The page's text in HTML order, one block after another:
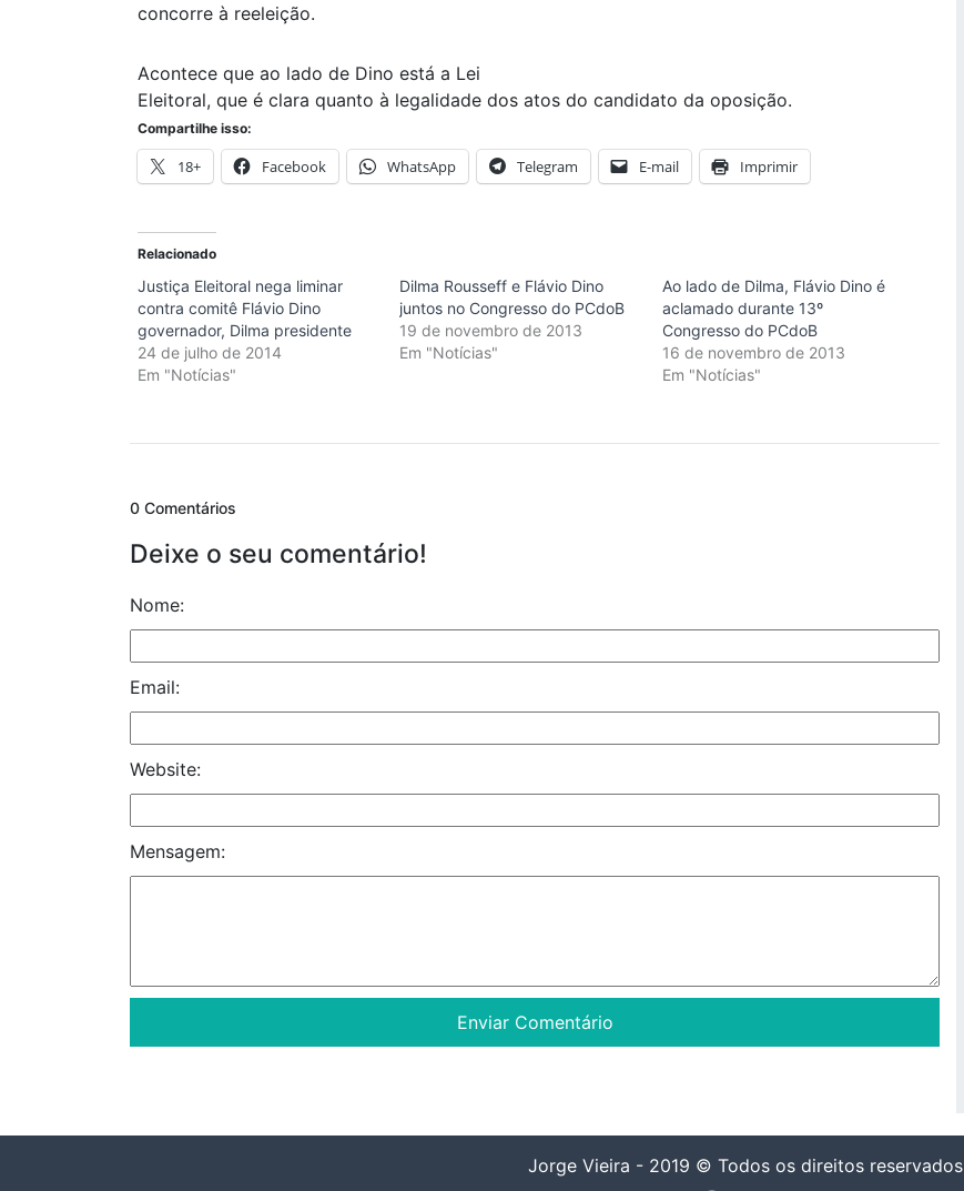
concorre à reeleição.
Acontece que ao lado de Dino está a Lei
Eleitoral, que é clara quanto à legalidade dos atos do candidato da oposição.
Compartilhe isso:
18+ Facebook WhatsApp Telegram E-mail Imprimir
Relacionado
Justiça Eleitoral nega liminar
contra comitê Flávio Dino
governador, Dilma presidente
24 de julho de 2014
Em "Notícias"
Dilma Rousseff e Flávio Dino
juntos no Congresso do PCdoB
19 de novembro de 2013
Em "Notícias"
Ao lado de Dilma, Flávio Dino é
aclamado durante 13º
Congresso do PCdoB
16 de novembro de 2013
Em "Notícias"
0 Comentários
Deixe o seu comentário!
Nome:
Email:
Website:
Mensagem:
Jorge Vieira - 2019 © Todos os direitos reservados